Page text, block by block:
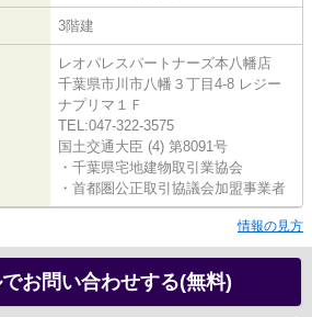
3階建
レオパレスパートナーズ本八幡店
千葉県市川市八幡３丁目4-8 レジー
ナプリマ１Ｆ
TEL:047-322-3575
国土交通大臣 (4) 第8091号
・千葉県宅地建物取引業協会
・首都圏公正取引協議会加盟事業者
情報の見方
お問い合わせする(無料)